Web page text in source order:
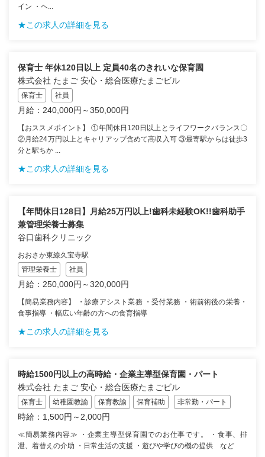
イン ・ヘ...
★この求人の詳細を見る
保育士 年休120日以上 定員40名のきれいな保育園
株式会社 たまご 安心・総合医療たまごビル
保育士 社員
月給：240,000円～350,000円
【おススメポイント】 ①年間休日120日以上とライフワークバランス〇
②月給24万円以上とキャリアップ含めて高収入可 ③最寄駅からは徒歩3
分と駅ちか ...
★この求人の詳細を見る
【年間休日128日】月給25万円以上!歯科未経験OK!!歯科助手
兼管理栄養士募集
谷口歯科クリニック
おおさか東線久宝寺駅
管理栄養士
社員
月給：250,000円～320,000円
【簡易業務内容】 ・診療アシスト業務 ・受付業務 ・術前術後の栄養・
食事指導 ・幅広い年齢の方への食育指導
★この求人の詳細を見る
時給1500円以上の高時給・企業主導型保育園・パート
株式会社 たまご 安心・総合医療たまごビル
保育士 幼稚園教諭 保育教諭 保育補助 非常勤・パート
時給：1,500円～2,000円
≪簡易業務内容≫ ・企業主導型保育園でのお仕事です。 ・食事、排
泄、着替えの介助 ・日常生活の支援 ・遊びや学びの機の提供 など